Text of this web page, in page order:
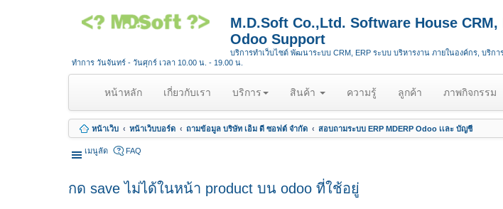
M.D.Soft Co.,Ltd. Software House
Odoo Support
บริการทำเว็บไซต์ พัฒนาระบบ CRM, ERP ระบบ บริหารงาน ภายในองค์กร, บริก
ทำการ วันจันทร์ - วันศุกร์ เวลา 10.00 น. - 19.00 น.
หน้าหลัก(
u
r
เกี่ยวกับเรา บริการ สินค้า ความรู้ ลูกค้า ภาพกิจกรรม
หน้าเว็บ หน้าเว็บบอร์ด ถามข้อมูล บริษัท เอ็ม ดี ซอฟต์ จำกัด สอบถามระบบ ERP MDERP Odoo เเละ บัญชี
เมนูลัด FAQ
กด save ไม่ได้ในหน้า product บน odoo ที่ใช้อยู่